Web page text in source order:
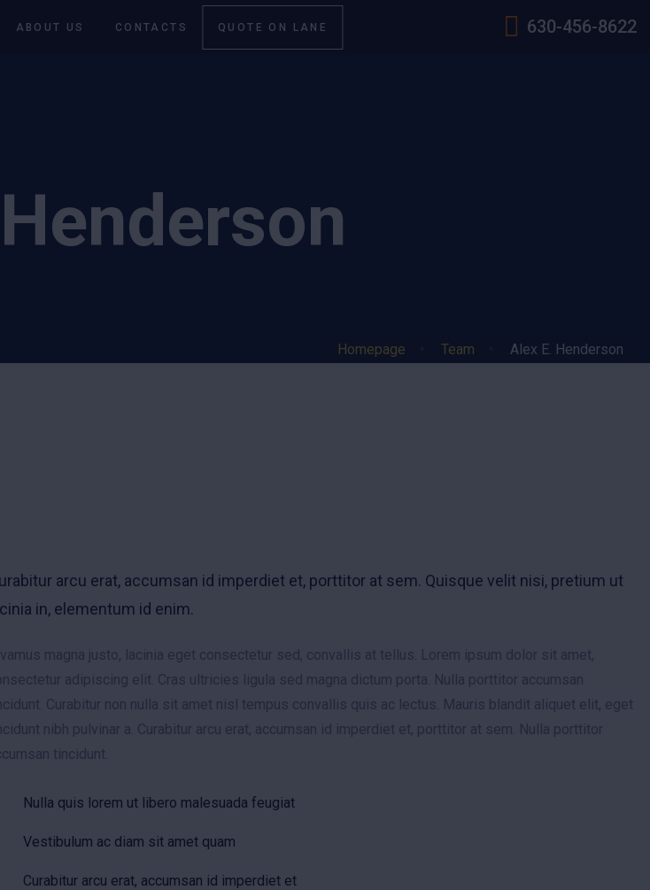
ABOUT US CONTACTS QUOTE ON LANE 630-456-8622
Homepage Team Alex E. Henderson
arcu erat, accumsan id imperdiet et, porttitor at sem. Quisque velit nisi, pretium ut
in, elementum id enim.
magna justo, lacinia eget consectetur sed, convallis at tellus. Lorem ipsum dolor sit amet,
adipiscing elit. Cras ultricies ligula sed magna dictum porta. Nulla porttitor accumsan
Curabitur non nulla sit amet nisl tempus convallis quis ac lectus. Mauris blandit aliquet elit, eget
nibh pulvinar a. Curabitur arcu erat, accumsan id imperdiet et, porttitor at sem. Nulla porttitor
tincidunt.
Nulla quis lorem ut libero malesuada feugiat
Vestibulum ac diam sit amet quam
Curabitur arcu erat, accumsan id imperdiet et